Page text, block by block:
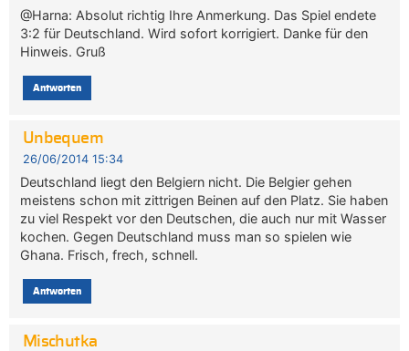
@Harna: Absolut richtig Ihre Anmerkung. Das Spiel endete
3:2 für Deutschland. Wird sofort korrigiert. Danke für den
Hinweis. Gruß
Antworten
Unbequem
26/06/2014 15:34
Deutschland liegt den Belgiern nicht. Die Belgier gehen
meistens schon mit zittrigen Beinen auf den Platz. Sie haben
zu viel Respekt vor den Deutschen, die auch nur mit Wasser
kochen. Gegen Deutschland muss man so spielen wie
Ghana. Frisch, frech, schnell.
Antworten
Mischutka